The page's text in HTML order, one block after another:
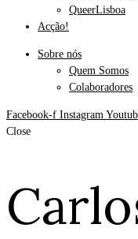
QueerLisboa
Acção!
Sobre nós
Quem Somos
Colaboradores
Facebook-f Instagram
Close